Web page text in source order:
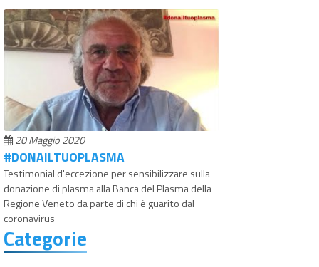
20 Maggio 2020
#DONAILTUOPLASMA
Testimonial d'eccezione per sensibilizzare sulla
donazione di plasma alla Banca del Plasma della
Regione Veneto da parte di chi è guarito dal
coronavirus
Categorie